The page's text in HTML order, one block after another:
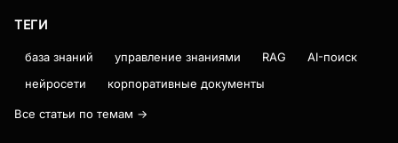
ТЕГИ
база знаний управление знаниями RAG
AI-поиск
нейросети
корпоративные документы
Все статьи по темам →